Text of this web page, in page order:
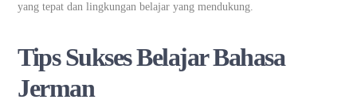
yang tepat dan lingkungan belajar yang mendukung.
Tips Sukses Belajar Bahasa
Jerman